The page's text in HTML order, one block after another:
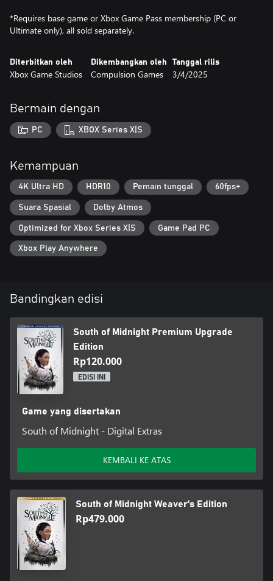
*Requires base game or Xbox Game Pass membership (PC or
Ultimate only), all sold separately.
Diterbitkan oleh
Xbox Game Studios
Dikembangkan oleh
Compulsion Games
Tanggal rilis
3/4/2025
Bermain dengan
PC XBOX Series X|S
Kemampuan
4K Ultra HD HDR10 Pemain tunggal 60fps+
Suara Spasial Dolby Atmos
Optimized for Xbox Series X|S Game Pad PC
Xbox Play Anywhere
Bandingkan edisi
South of Midnight Premium Upgrade
Edition
Rp120.000
EDISI INI
Game yang disertakan
South of Midnight - Digital Extras
KEMBALI KE ATAS
South of Midnight Weaver's Edition
Rp479.000